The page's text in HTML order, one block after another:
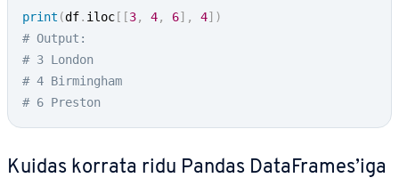
print (df. iloc [ [3, 4, 6] , 4] )
# Output:
# 3 London
# 4 Birmingham
# 6 Preston
Kuidas korrata ridu Pandas Da­taF­ra­mes’iga